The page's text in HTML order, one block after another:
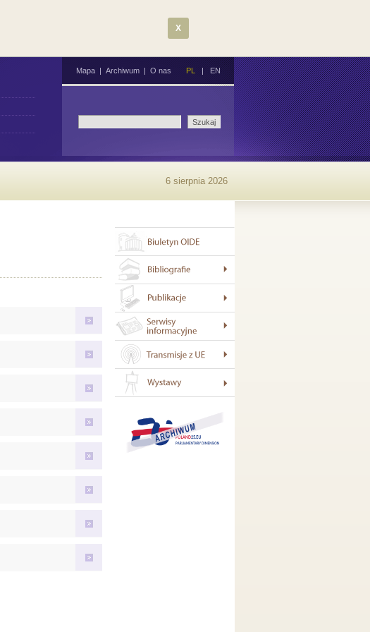
X
Mapa | Archiwum | O nas PL | EN
6 sierpnia 2026